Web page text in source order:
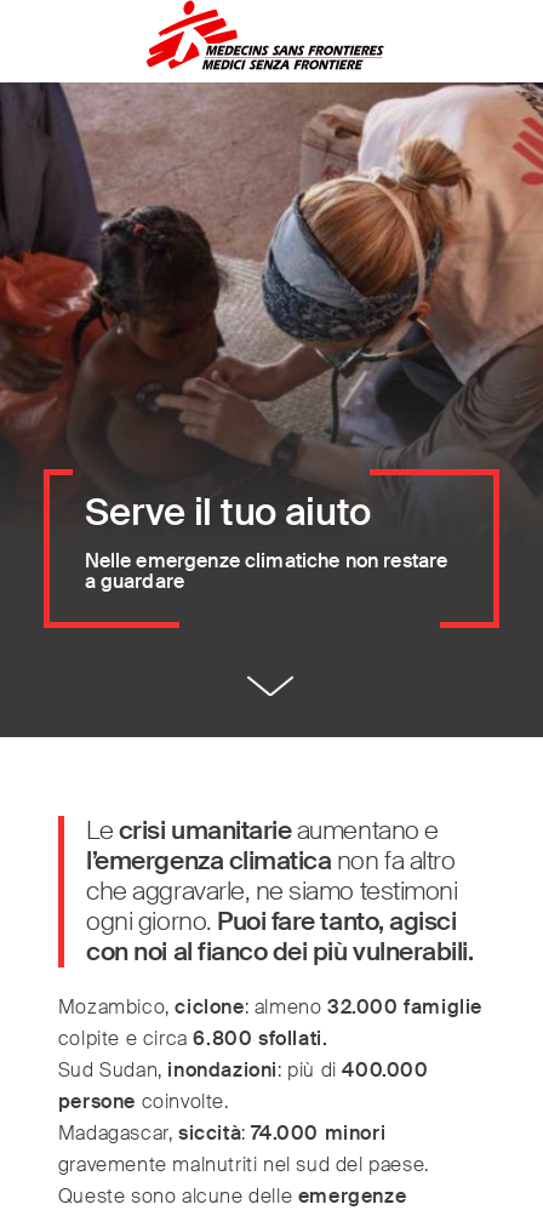
Serve il tuo aiuto
Nelle emergenze climatiche non restare
a guardare
Lecrisi umanitarieaumentano e
l’emergenza climatica non fa altro
che aggravarle, ne siamo testimoni
ogni giorno. Puoi fare tanto, agisci
con noi al fianco dei più vulnerabili.
Mozambico,ciclone: almeno 32.000 famiglie
colpite e circa6.800 sfollati.
Sud Sudan, inondazioni: più di400.000
persone coinvolte.
Madagascar, siccità: 74.000 minori
gravemente malnutriti nel sud del paese.
Queste sono alcune delle emergenze